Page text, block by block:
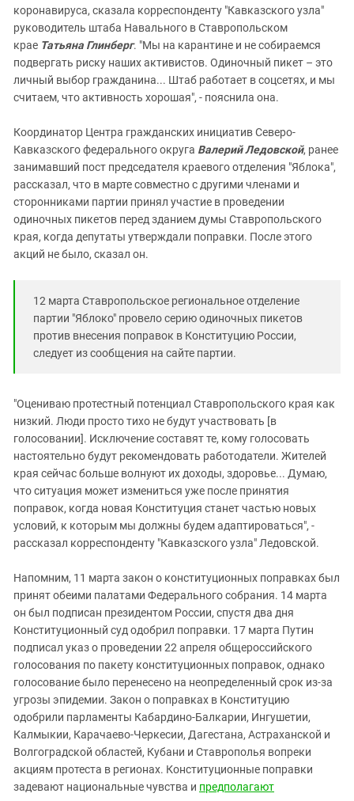
коронавируса, сказала корреспонденту "Кавказского узла"
руководитель штаба Навального в Ставропольском
крае Татьяна Глинберг. "Мы на карантине и не собираемся
подвергать риску наших активистов. Одиночный пикет – это
личный выбор гражданина... Штаб работает в соцсетях, и мы
считаем, что активность хорошая", - пояснила она.
Координатор Центра гражданских инициатив Северо-
Кавказского федерального округа Валерий Ледовской, ранее
занимавший пост председателя краевого отделения "Яблока",
рассказал, что в марте совместно с другими членами и
сторонниками партии принял участие в проведении
одиночных пикетов перед зданием думы Ставропольского
края, когда депутаты утверждали поправки. После этого
акций не было, сказал он.
12 марта Ставропольское региональное отделение
партии "Яблоко" провело серию одиночных пикетов
против внесения поправок в Конституцию России,
следует из сообщения на сайте партии.
"Оцениваю протестный потенциал Ставропольского края как
низкий. Люди просто тихо не будут участвовать [в
голосовании]. Исключение составят те, кому голосовать
настоятельно будут рекомендовать работодатели. Жителей
края сейчас больше волнуют их доходы, здоровье... Думаю,
что ситуация может измениться уже после принятия
поправок, когда новая Конституция станет частью новых
условий, к которым мы должны будем адаптироваться", -
рассказал корреспонденту "Кавказского узла" Ледовской.
Напомним, 11 марта закон о конституционных поправках был
принят обеими палатами Федерального собрания. 14 марта
он был подписан президентом России, спустя два дня
Конституционный суд одобрил поправки. 17 марта Путин
подписал указ о проведении 22 апреля общероссийского
голосования по пакету конституционных поправок, однако
голосование было перенесено на неопределенный срок из-за
угрозы эпидемии. Закон о поправках в Конституцию
одобрили парламенты Кабардино-Балкарии, Ингушетии,
Калмыкии, Карачаево-Черкесии, Дагестана, Астраханской и
Волгоградской областей, Кубани и Ставрополья вопреки
акциям протеста в регионах. Конституционные поправки
задевают национальные чувства и предполагают